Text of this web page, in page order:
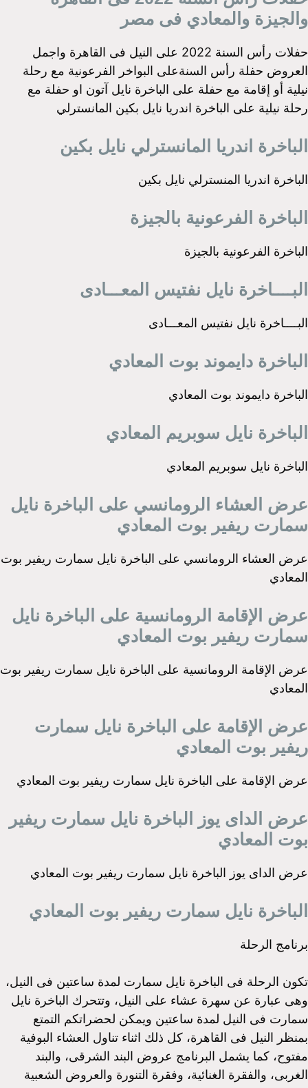
والجيزة والمعادي فى مصر
حفلات رأس السنة 2022 على النيل فى القاهرة واجمل
العروض حفلة رأس السنةعلى البواخر الفرعونية مع رحلة
نيلية أو إقامة مع حفلة على الباخرة نايل آتون او حفلة مع
رحلة نيلية على الباخرة اندريا نايل بكين المانسترلي
الباخرة اندريا المانسترلي نايل بكين
الباخرة اندريا المنسترلي نايل بكين
الباخرة الفرعونية بالجيزة
الباخرة الفرعونية بالجيزة
البــــاخرة نايل نفتيس المعـــادى
البــــاخرة نايل نفتيس المعـــادى
الباخرة دايموند بوت المعادي
الباخرة دايموند بوت المعادي
الباخرة نايل سوبريم المعادي
الباخرة نايل سوبريم المعادي
عرض العشاء الرومانسي على الباخرة نايل
سمارت ريفير بوت المعادي
عرض العشاء الرومانسي على الباخرة نايل سمارت ريفير بوت
المعادي
عرض الإقامة الرومانسية على الباخرة نايل
سمارت ريفير بوت المعادي
عرض الإقامة الرومانسية على الباخرة نايل سمارت ريفير بوت
المعادي
عرض الإقامة على الباخرة نايل سمارت
ريفير بوت المعادي
عرض الإقامة على الباخرة نايل سمارت ريفير بوت المعادي
عرض الداى يوز الباخرة نايل سمارت ريفير
بوت المعادي
عرض الداى يوز الباخرة نايل سمارت ريفير بوت المعادي
الباخرة نايل سمارت ريفير بوت المعادي
برنامج الرحلة
تكون الرحلة فى الباخرة نايل سمارت لمدة ساعتين فى النيل،
وهى عبارة عن سهرة عشاء على النيل، وتتحرك الباخرة نايل
سمارت فى النيل لمدة ساعتين ويمكن لحضراتكم التمتع
بمنظر النيل فى القاهرة، كل ذلك اثناء تناول العشاء البوفية
مفتوح، كما يشمل البرنامج عروض البند الشرقى، والبند
الغربى، والفقرة الغنائية، وفقرة التنورة والعروض الشعبية